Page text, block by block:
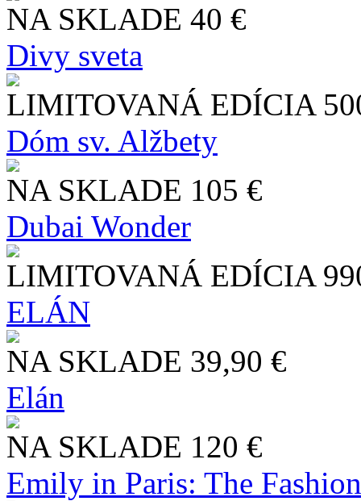
NA SKLADE 40 €
Divy sveta
LIMITOVANÁ EDÍCIA
Dóm sv. Alžbety
NA SKLADE 105 €
Dubai Wonder
LIMITOVANÁ EDÍCIA
ELÁN
NA SKLADE 39,90 €
Elán
NA SKLADE 120 €
Emily in Paris: The